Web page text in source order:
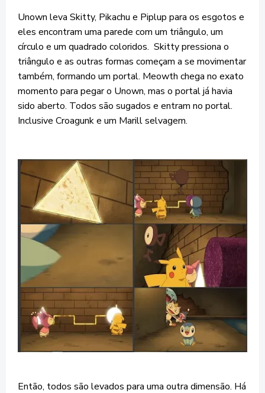
Unown leva Skitty, Pikachu e Piplup para os esgotos e
eles encontram uma parede com um triângulo, um
círculo e um quadrado coloridos. Skitty pressiona o
triângulo e as outras formas começam a se movimentar
também, formando um portal. Meowth chega no exato
momento para pegar o Unown, mas o portal já havia
sido aberto. Todos são sugados e entram no portal.
Inclusive Croagunk e um Marill selvagem.
Então, todos são levados para uma outra dimensão. Há